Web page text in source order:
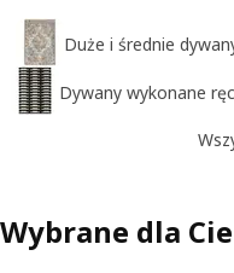
Duże i średnie
Dywany wykonane
Wybrane dla